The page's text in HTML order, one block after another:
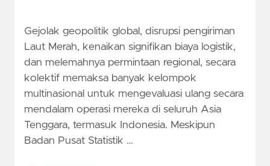
Gejolak geopolitik global, disrupsi pengiriman
Laut Merah, kenaikan signifikan biaya logistik,
dan melemahnya permintaan regional, secara
kolektif memaksa banyak kelompok
multinasional untuk mengevaluasi ulang secara
mendalam operasi mereka di seluruh Asia
Tenggara, termasuk Indonesia. Meskipun
Badan Pusat Statistik …